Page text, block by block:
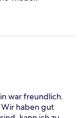
war freundlich.
haben gut